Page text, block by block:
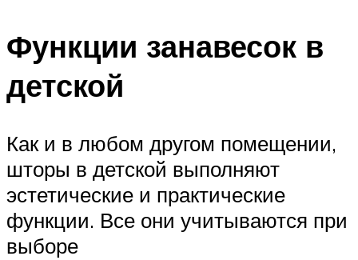
Функции занавесок в
детской
Как и в любом другом помещении,
шторы в детской выполняют
эстетические и практические
функции. Все они учитываются при
выборе